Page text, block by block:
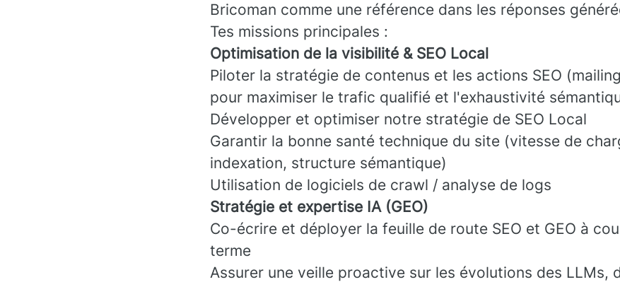
Bricoman comme une référence dans les réponses
Tes missions principales :
Optimisation de la visibilité & SEO Local
Piloter la stratégie de contenus et les actions SEO
pour maximiser le trafic qualifié et l'exhaustivité
Développer et optimiser notre stratégie de SEO Local
Garantir la bonne santé technique du site (vitesse de
indexation, structure sémantique)
Utilisation de logiciels de crawl / analyse de logs
Stratégie et expertise IA (GEO)
Co-écrire et déployer la feuille de route SEO et GEO à
terme
Assurer une veille proactive sur les évolutions des LLMs,